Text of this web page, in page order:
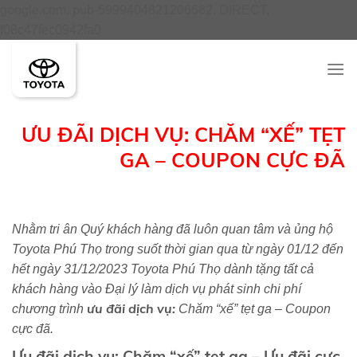
ƯU ĐÃI DỊCH VỤ: CHĂM “XẾ” TẸT
GA – COUPON CỰC ĐÃ
Nhằm tri ân Quý khách hàng đã luôn quan tâm và ủng hộ
Toyota Phú Thọ trong suốt thời gian qua từ ngày 01/12 đến
hết ngày 31/12/2023 Toyota Phú Thọ dành tặng tất cả
khách hàng vào Đại lý làm dịch vụ phát sinh chi phí
chương trình ưu đãi dịch vụ: Chăm “xế” tẹt ga – Coupon
cực đã.